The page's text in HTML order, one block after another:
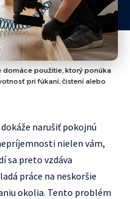
domáce použitie, ktorý ponúka
pri fúkaní, čistení alebo
narušiť pokojnú
nielen vám,
sa preto vzdáva
práce na neskoršie
okolia. Tento problém